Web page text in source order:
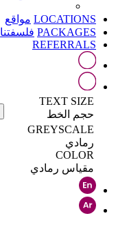
LOCATIONS مواقع
PACKAGES فلسفتنا
REFERRALS
TEXT SIZE
حجم الخط
GREYSCALE
رمادي
COLOR
مقياس رمادي